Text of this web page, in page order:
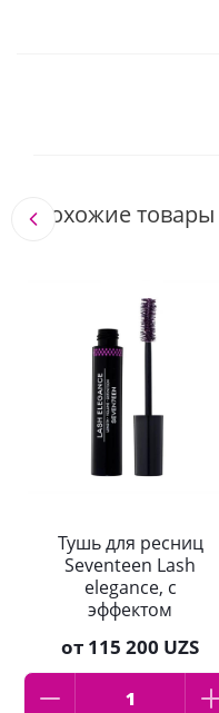
Похожие товары
Тушь для ресниц
Seventeen Lash
elegance, с
эффектом
04 шелковица
от 115 200 UZS